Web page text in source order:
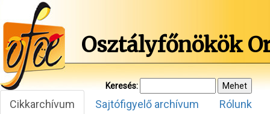
Osztályfőnökök
Keresés:
Cikkarchívum Sajtófigyelő archívum Rólunk